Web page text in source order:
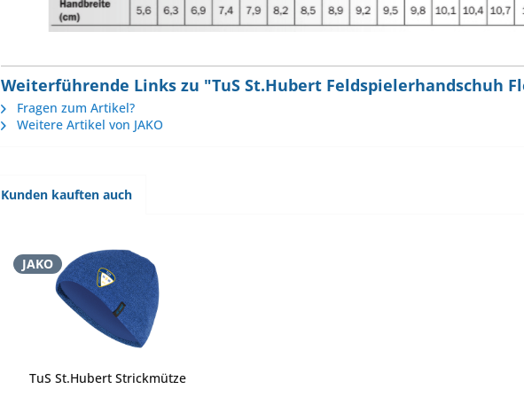
Weiterführende Links zu "TuS St.Hubert Feldspielerhandschuh
Fragen zum Artikel?
Weitere Artikel von JAKO
Kunden kauften auch
JAKO
TuS St.Hubert Strickmütze